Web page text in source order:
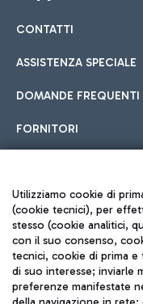
Cucina Internazionale
Fast Food
Hotel in aeroporto
Scegli l'alloggio più
all'aeroporto.
Car sharing
Con il Car Sharing è
Treno
Raggiungi
tramite i servizi
CONTATTI
ASSISTENZA SPECIALE
DOMANDE FREQUENTI
FORNITORI
Seguici sui
Utilizziamo cookie di
(cookie tecnici), per
stesso (cookie analitici,
con il suo consenso,
tecnici, cookie di prima
di suo interesse; inviarle
preferenze manifestate